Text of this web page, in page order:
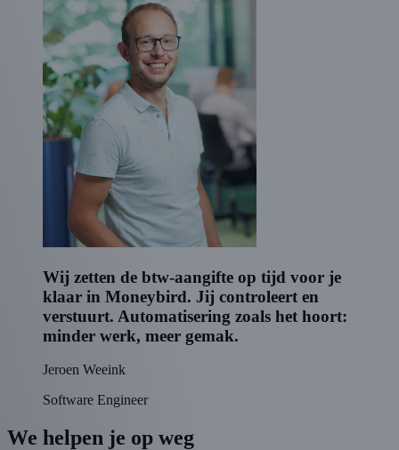
Wij zetten de btw-aangifte op tijd voor je
klaar in Moneybird. Jij controleert en
verstuurt. Automatisering zoals het hoort:
minder werk, meer gemak.
Jeroen Weeink
Software Engineer
We helpen je op weg